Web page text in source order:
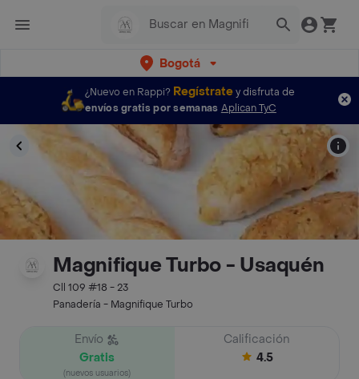
Bogotá
¿Nuevo en Rappi? Regístratey disfruta de
envíos gratis por semanas Aplican TyC
Magnifique Turbo - Usaquén
Cll 109 #18 - 23
Panadería - Magnifique Turbo
Envío
Gratis
(nuevos usuarios)
Calificación
4.5